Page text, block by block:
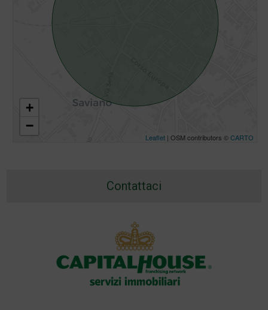
+
−
Leaflet| OSM contributors ©CARTO
Contattaci